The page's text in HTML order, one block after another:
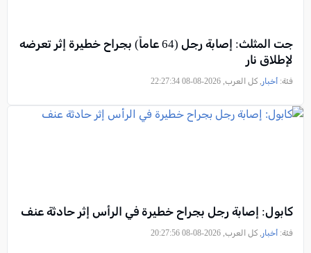
جت المثلث: إصابة رجل (64 عاماً) بجراح خطيرة إثر تعرضه
لإطلاق نار
فئة: أخبار , كل العرب, 2026-08-08 22:27:34
كابول: إصابة رجل بجراح خطيرة في الرأس إثر حادثة عنف
فئة: أخبار , كل العرب, 2026-08-08 20:27:56